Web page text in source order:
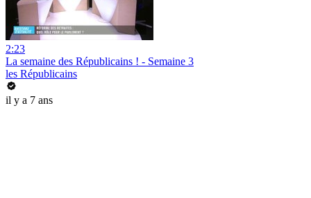
2:23
La semaine des Républicains ! - Semaine 3
les Républicains
il y a 7 ans